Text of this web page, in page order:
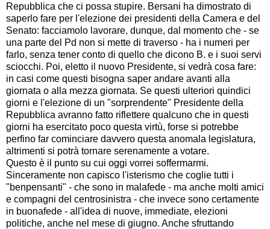
Repubblica che ci possa stupire. Bersani ha dimostrato di
saperlo fare per l'elezione dei presidenti della Camera e del
Senato: facciamolo lavorare, dunque, dal momento che - se
una parte del Pd non si mette di traverso - ha i numeri per
farlo, senza tener conto di quello che dicono B. e i suoi servi
sciocchi. Poi, eletto il nuovo Presidente, si vedrà cosa fare:
in casi come questi bisogna saper andare avanti alla
giornata o alla mezza giornata. Se questi ulteriori quindici
giorni e l'elezione di un "sorprendente" Presidente della
Repubblica avranno fatto riflettere qualcuno che in questi
giorni ha esercitato poco questa virtù, forse si potrebbe
perfino far cominciare davvero questa anomala legislatura,
altrimenti si potrà tornare serenamente a votare.
Questo è il punto su cui oggi vorrei soffermarmi.
Sinceramente non capisco l'isterismo che coglie tutti i
"benpensanti" - che sono in malafede - ma anche molti amici
e compagni del centrosinistra - che invece sono certamente
in buonafede - all'idea di nuove, immediate, elezioni
politiche, anche nel mese di giugno. Anche sfruttando